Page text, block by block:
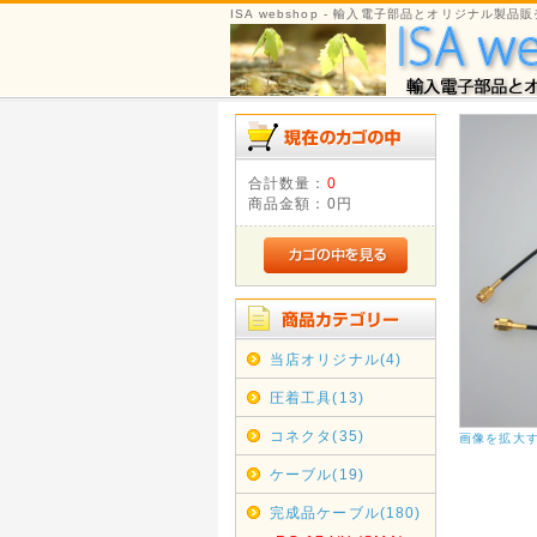
ISA webshop - 輸入電子部品とオリジナル製品販
合計数量： 0
商品金額： 0円
当店オリジナル(4)
圧着工具(13)
コネクタ(35)
ケーブル(19)
完成品ケーブル(180)
画像を拡大